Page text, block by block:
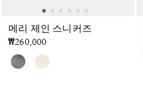
메리 제인 스니커즈
₩260,000